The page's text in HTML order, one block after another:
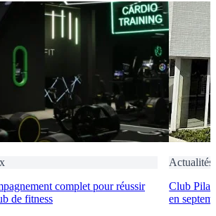
complet pour réussir
de fitness
Actualités
Club
en